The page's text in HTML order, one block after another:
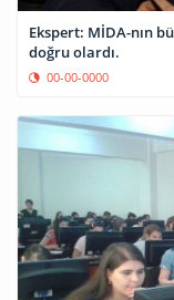
Ekspert: MİDA-nın bütün bunlara ağlabatan bir cavab verməsi
doğru olardı.
00-00-0000